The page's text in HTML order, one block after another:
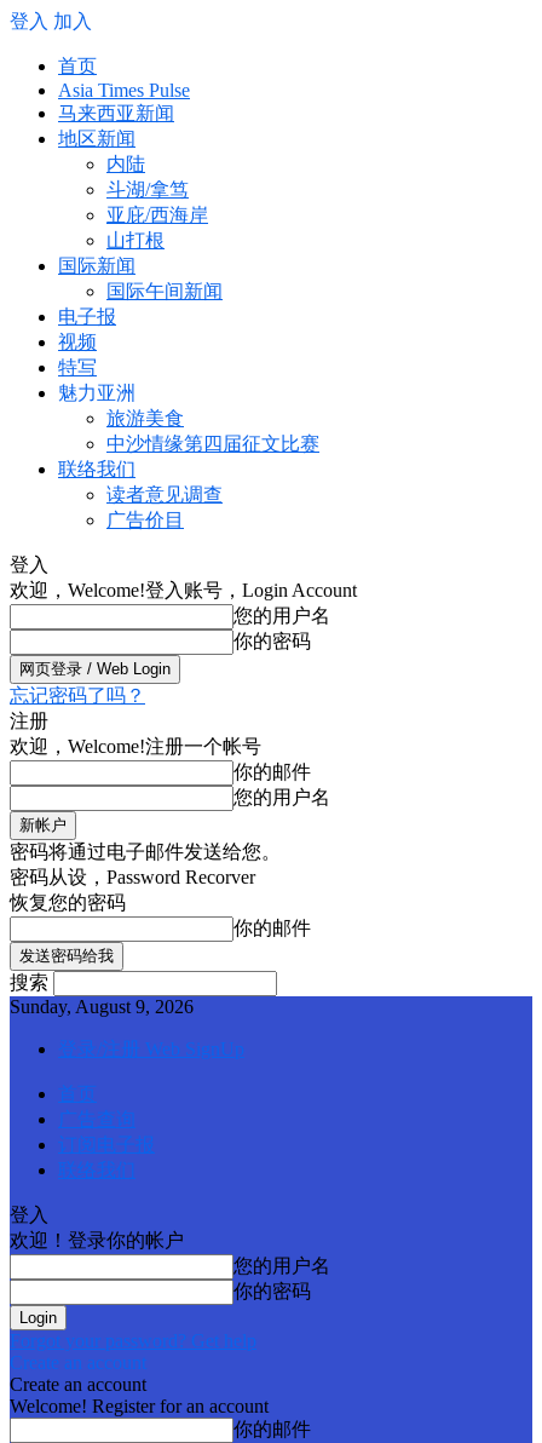
登入 加入
首页
Asia Times Pulse
马来西亚新闻
地区新闻
内陆
斗湖/拿笃
亚庇/西海岸
山打根
国际新闻
国际午间新闻
电子报
视频
特写
魅力亚洲
旅游美食
中沙情缘第四届征文比赛
联络我们
读者意见调查
广告价目
登入
欢迎，Welcome!登入账号，Login Account
您的用户名
你的密码
忘记密码了吗？
注册
欢迎，Welcome!注册一个帐号
你的邮件
您的用户名
密码将通过电子邮件发送给您。
密码从设，Password Recorver
恢复您的密码
你的邮件
搜索
Sunday, August 9, 2026
登录/注册 Web SignUp
首页
广告查询
订阅电子报
联络我们
登入
欢迎！登录你的帐户
您的用户名
你的密码
Forgot your password? Get help
Create an account
Create an account
Welcome! Register for an account
你的邮件